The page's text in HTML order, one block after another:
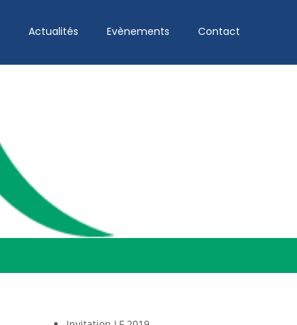
Actualités Evènements Contact